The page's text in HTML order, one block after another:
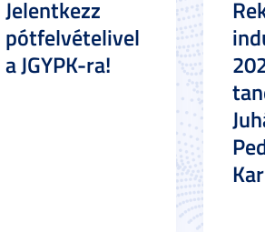
Jelentkezz
pótfelvételivel
a JGYPK-ra!